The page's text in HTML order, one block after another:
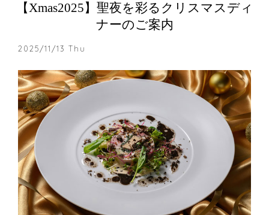
【Xmas2025】聖夜を彩るクリスマスディ
ナーのご案内
2025/11/13 Thu